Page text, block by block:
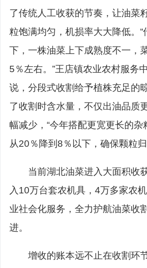
了传统人工收获的节奏，让油菜
粒饱满均匀，机损率大大降低。“
下，一株油菜上下成熟度不一，
5％左右。”王店镇农业农村服务
说，分段式收割给予植株充足的
了收割时含水量，不仅出油品质
幅减少，“今年搭配更宽更长的杂
从20％降到8％以下，确保颗粒
当前湖北油菜进入大面积收
入10万台套农机具，4万多家农
业社会化服务，全力护航油菜收
进。
增收的账本远不止在收割环